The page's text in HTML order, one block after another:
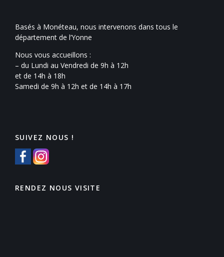
Basés à Monéteau, nous intervenons dans tous le
département de l’Yonne
Nous vous accueillons :
– du Lundi au Vendredi de 9h à 12h
et de 14h à 18h
Samedi de 9h à 12h et de 14h à 17h
SUIVEZ NOUS !
RENDEZ NOUS VISITE